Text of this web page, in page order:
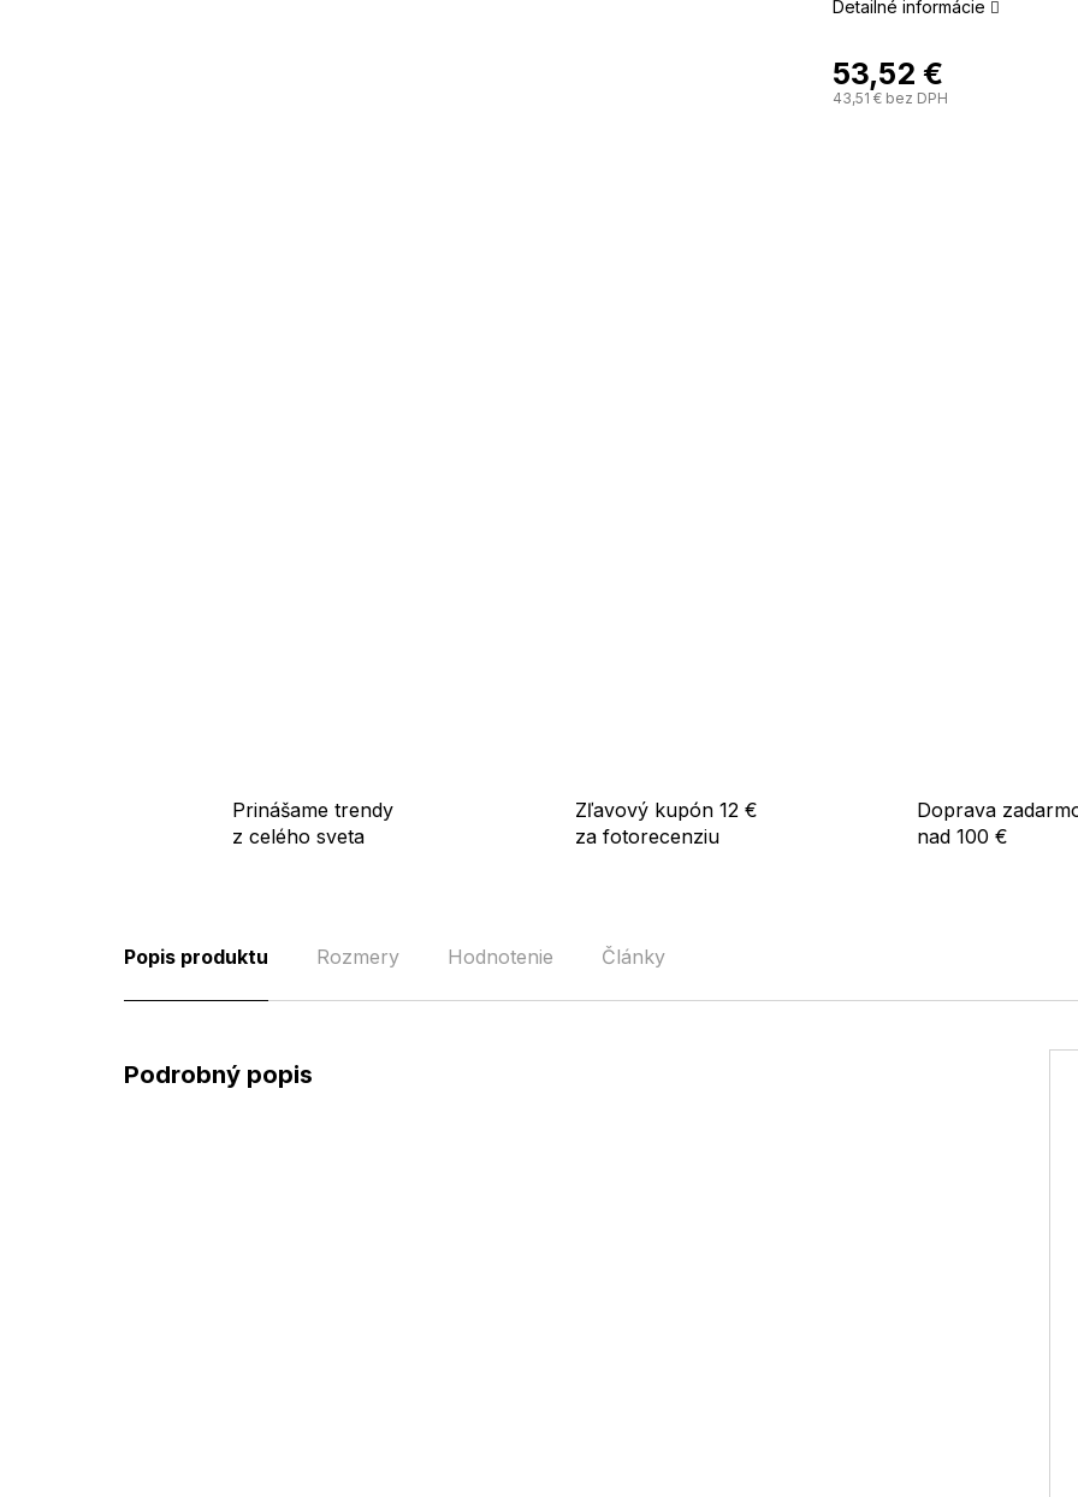
53,52 €
43,51 € bez DPH
Detailné informácie
Prinášame trendy
z celého sveta
Zľavový kupón 12 €
za fotorecenziu
Doprava
nad 100 €
Popis produktu Rozmery Hodnotenie Články
Podrobný popis